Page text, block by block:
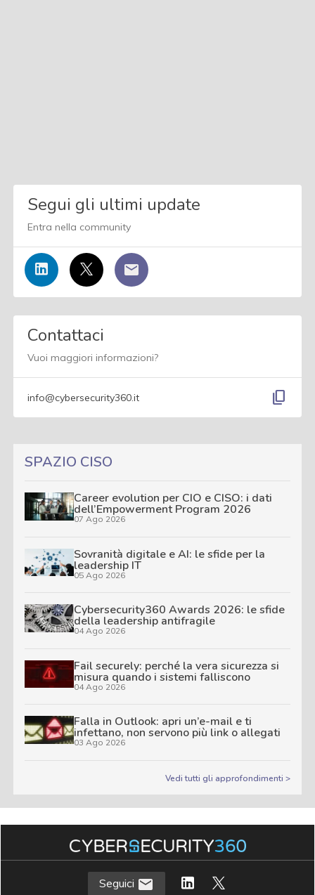
Segui gli ultimi update
Entra nella community
Contattaci
Vuoi maggiori informazioni?
info@cybersecurity360.it content_copy
SPAZIO CISO
Career evolution per CIO e CISO: i dati
dell’Empowerment Program 2026
07 Ago 2026
Sovranità digitale e AI: le sfide per la
leadership IT
05 Ago 2026
Cybersecurity360 Awards 2026: le sfide
della leadership antifragile
04 Ago 2026
Fail securely: perché la vera sicurezza si
misura quando i sistemi falliscono
04 Ago 2026
Falla in Outlook: apri un’e-mail e ti
infettano, non servono più link o allegati
03 Ago 2026
Vedi tutti gli approfondimenti >
Seguici